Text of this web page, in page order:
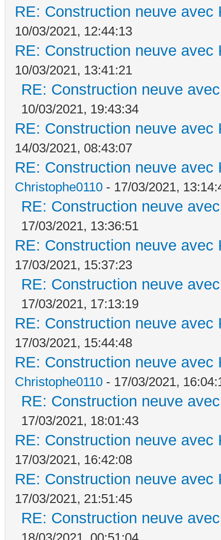
RE: Construction neuve avec
10/03/2021, 12:44:13
RE: Construction neuve avec
10/03/2021, 13:41:21
RE: Construction neuve
10/03/2021, 19:43:34
RE: Construction neuve avec
14/03/2021, 08:43:07
RE: Construction neuve avec
Christophe0110 - 17/03/2021,
RE: Construction neuve
17/03/2021, 13:36:51
RE: Construction neuve avec
17/03/2021, 15:37:23
RE: Construction neuve
17/03/2021, 17:13:19
RE: Construction neuve avec
17/03/2021, 15:44:48
RE: Construction neuve avec
Christophe0110 - 17/03/2021,
RE: Construction neuve
17/03/2021, 18:01:43
RE: Construction neuve avec
17/03/2021, 16:42:08
RE: Construction neuve avec
17/03/2021, 21:51:45
RE: Construction neuve